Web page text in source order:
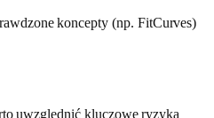
koncepty (np. FitCurves)
uwzględnić kluczowe ryzyka